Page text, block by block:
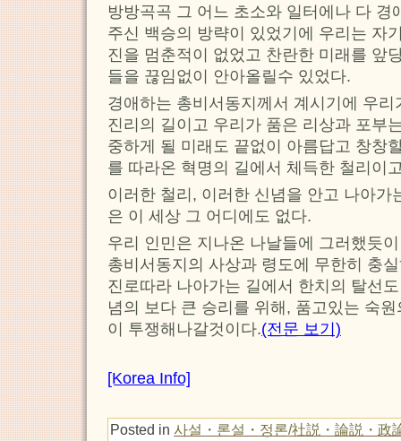
방방곡곡 그 어느 초소와 일터에나 다 경
주신 백승의 방략이 있었기에 우리는 자
진을 멈춘적이 없었고 찬란한 미래를 앞
들을 끊임없이 안아올릴수 있었다.
경애하는 총비서동지께서 계시기에 우
진리의 길이고 우리가 품은 리상과 포부
중하게 될 미래도 끝없이 아름답고 창창
를 따라온 혁명의 길에서 체득한 철리이
이러한 철리, 이러한 신념을 안고 나아가
은 이 세상 그 어디에도 없다.
우리 인민은 지나온 나날들에 그러했듯
총비서동지의 사상과 령도에 무한히 충
진로따라 나아가는 길에서 한치의 탈선
념의 보다 큰 승리를 위해, 품고있는 숙
이 투쟁해나갈것이다.(전문 보기)
[Korea Info]
Posted in 사설・론설・정론/社説・論説・政